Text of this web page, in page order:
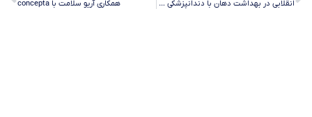
انقلابی در بهداشت دهان با دندانپزشکی دیجیتال همکاری آریو سلامت با concepta